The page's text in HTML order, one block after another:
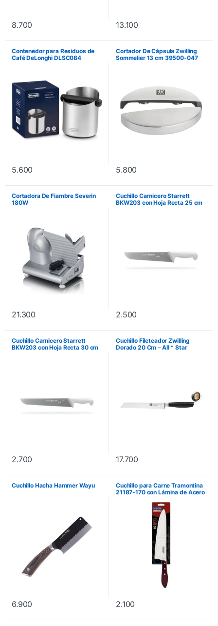
8.700 13.100
Contenedor para Residuos de
Café DeLonghi DLSC084
5.600
Cortador De Cápsula Zwilling
Sommelier 13 cm 39500-047
5.800
Cortadora De Fiambre Severin
180W
21.300
Cuchillo Carnicero Starrett
BKW203 con Hoja Recta 25 cm
2.500
Cuchillo Carnicero Starrett
BKW203 con Hoja Recta 30 cm
2.700
Cuchillo Fileteador Zwilling
Dorado 20 Cm – All * Star
17.700
Cuchillo Hacha Hammer Wayu
6.900
Cuchillo para Carne Tramontina
21187-170 con Lámina de Acero
Polywood Rojo 10″
2.100